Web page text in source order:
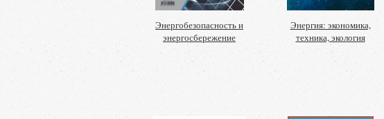
Энергобезопасность и
энергосбережение
Энергия: экономика,
техника, экология